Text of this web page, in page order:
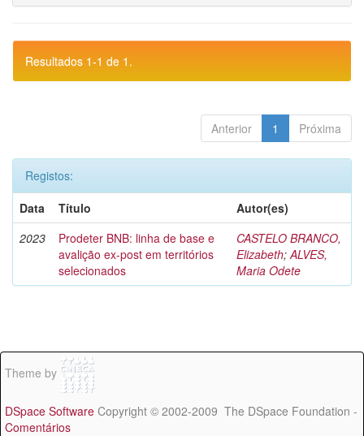
Resultados 1-1 de 1.
Anterior 1 Próxima
Registos:
Data
Título
Autor(es)
2023
Prodeter BNB: linha de base e
avalição ex-post em territórios
selecionados
CASTELO BRANCO,
Elizabeth;ALVES,
Maria Odete
Theme by
DSpace Software Copyright © 2002-2009 The DSpace Foundation -
Comentários